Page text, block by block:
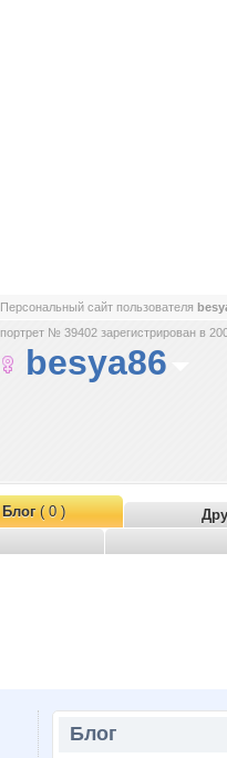
Персональный сайт пользователя
портрет № 39402 зарегистрирован в
besya86
Блог( 0 )
Блог